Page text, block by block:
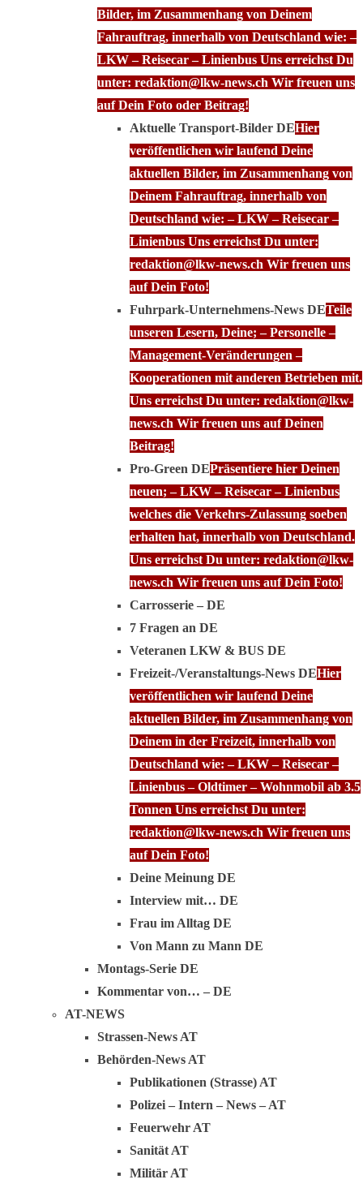
Bilder, im Zusammenhang von Deinem
Fahrauftrag, innerhalb von Deutschland wie: –
LKW – Reisecar – Linienbus Uns erreichst Du
unter: redaktion@lkw-news.ch Wir freuen uns
auf Dein Foto oder Beitrag!
Aktuelle Transport-Bilder DEHier
veröffentlichen wir laufend Deine
aktuellen Bilder, im Zusammenhang von
Deinem Fahrauftrag, innerhalb von
Deutschland wie: – LKW – Reisecar –
Linienbus Uns erreichst Du unter:
redaktion@lkw-news.ch Wir freuen uns
auf Dein Foto!
Fuhrpark-Unternehmens-News DETeile
unseren Lesern, Deine; – Personelle –
Management-Veränderungen –
Kooperationen mit anderen Betrieben mit.
Uns erreichst Du unter: redaktion@lkw-
news.ch Wir freuen uns auf Deinen
Beitrag!
Pro-Green DEPräsentiere hier Deinen
neuen; – LKW – Reisecar – Linienbus
welches die Verkehrs-Zulassung soeben
erhalten hat, innerhalb von Deutschland.
Uns erreichst Du unter: redaktion@lkw-
news.ch Wir freuen uns auf Dein Foto!
Carrosserie – DE
7 Fragen an DE
Veteranen LKW & BUS DE
Freizeit-/Veranstaltungs-News DEHier
veröffentlichen wir laufend Deine
aktuellen Bilder, im Zusammenhang von
Deinem in der Freizeit, innerhalb von
Deutschland wie: – LKW – Reisecar –
Linienbus – Oldtimer – Wohnmobil ab 3.5
Tonnen Uns erreichst Du unter:
redaktion@lkw-news.ch Wir freuen uns
auf Dein Foto!
Deine Meinung DE
Interview mit… DE
Frau im Alltag DE
Von Mann zu Mann DE
Montags-Serie DE
Kommentar von… – DE
AT-NEWS
Strassen-News AT
Behörden-News AT
Publikationen (Strasse) AT
Polizei – Intern – News – AT
Feuerwehr AT
Sanität AT
Militär AT